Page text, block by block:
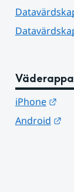
iPhone
Android